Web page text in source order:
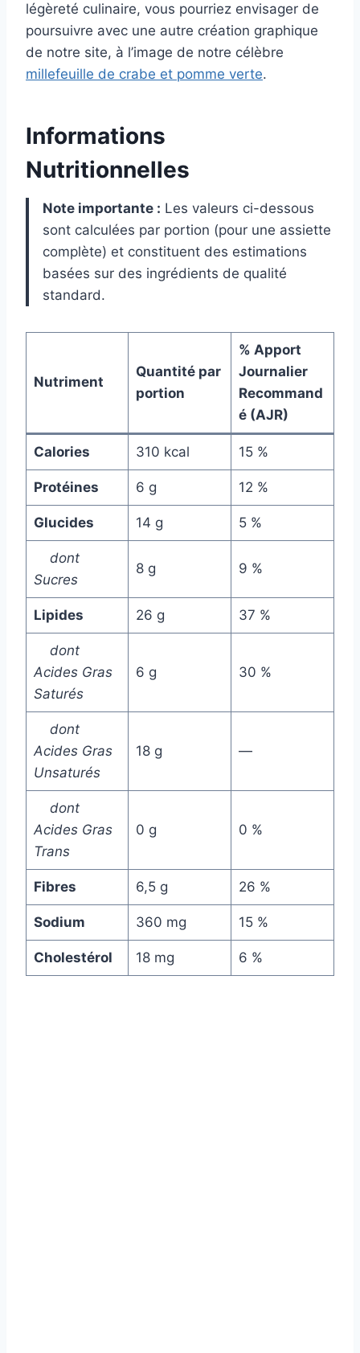
légèreté culinaire, vous pourriez envisager de
poursuivre avec une autre création graphique
de notre site, à l’image de notre célèbre
millefeuille de crabe et pomme verte.
Informations
Nutritionnelles
Note importante : Les valeurs ci-dessous
sont calculées par portion (pour une assiette
complète) et constituent des estimations
basées sur des ingrédients de qualité
standard.
Nutriment
Quantité par
portion
% Apport
Journalier
Recommand
é (AJR)
Calories 310 kcal 15 %
Protéines 6 g 12 %
Glucides 14 g 5 %
dont
Sucres
8 g 9 %
Lipides 26 g 37 %
dont
Acides Gras
Saturés
6 g 30 %
dont
Acides Gras
Unsaturés
18 g —
dont
Acides Gras
Trans
0 g 0 %
Fibres 6,5 g 26 %
Sodium 360 mg 15 %
Cholestérol 18 mg 6 %